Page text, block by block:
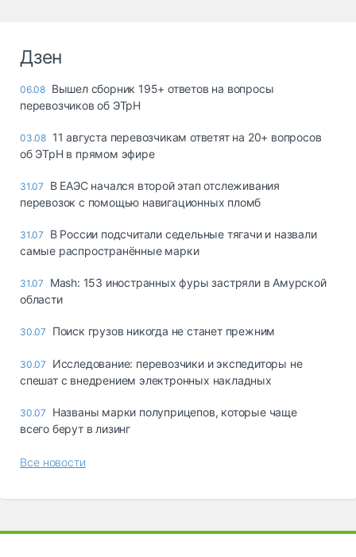
Дзен
06.08 Вышел сборник 195+ ответов на вопросы
перевозчиков об ЭТрН
03.08 11 августа перевозчикам ответят на 20+ вопросов
об ЭТрН в прямом эфире
31.07
В ЕАЭС начался второй этап отслеживания
перевозок с помощью навигационных пломб
31.07
В России подсчитали седельные тягачи и назвали
самые распространённые марки
31.07
Mash: 153 иностранных фуры застряли в Амурской
области
30.07 Поиск грузов никогда не станет прежним
30.07
Исследование: перевозчики и экспедиторы не
спешат с внедрением электронных накладных
30.07
Названы марки полуприцепов, которые чаще
всего берут в лизинг
Все новости